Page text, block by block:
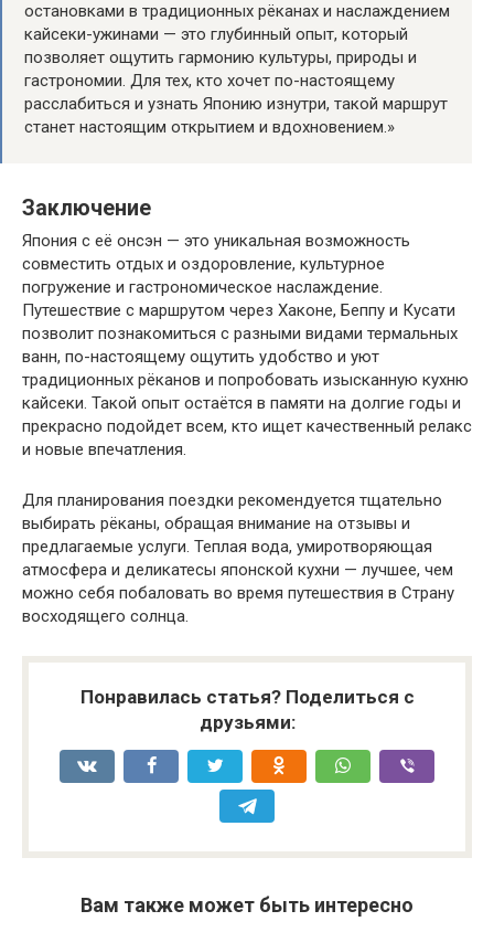
остановками в традиционных рёканах и наслаждением
кайсеки-ужинами — это глубинный опыт, который
позволяет ощутить гармонию культуры, природы и
гастрономии. Для тех, кто хочет по-настоящему
расслабиться и узнать Японию изнутри, такой маршрут
станет настоящим открытием и вдохновением.»
Заключение
Япония с её онсэн — это уникальная возможность
совместить отдых и оздоровление, культурное
погружение и гастрономическое наслаждение.
Путешествие с маршрутом через Хаконе, Беппу и Кусати
позволит познакомиться с разными видами термальных
ванн, по-настоящему ощутить удобство и уют
традиционных рёканов и попробовать изысканную кухню
кайсеки. Такой опыт остаётся в памяти на долгие годы и
прекрасно подойдет всем, кто ищет качественный релакс
и новые впечатления.
Для планирования поездки рекомендуется тщательно
выбирать рёканы, обращая внимание на отзывы и
предлагаемые услуги. Теплая вода, умиротворяющая
атмосфера и деликатесы японской кухни — лучшее, чем
можно себя побаловать во время путешествия в Страну
восходящего солнца.
Понравилась статья? Поделиться с
друзьями:
Вам также может быть интересно